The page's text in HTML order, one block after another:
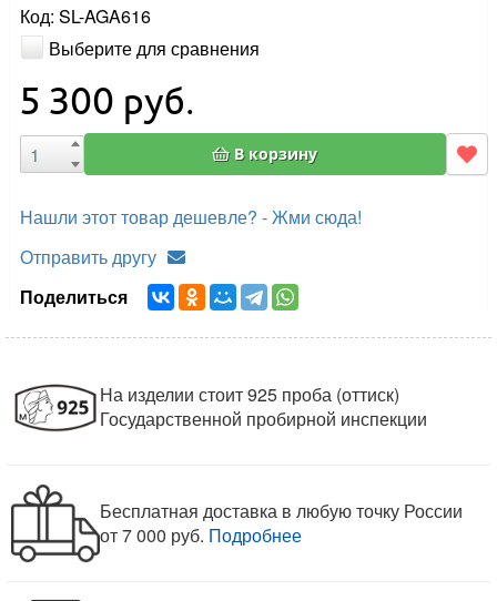
Код: SL-AGA616
Выберите для сравнения
5 300 руб.
В корзину
Нашли этот товар дешевле? - Жми сюда!
Отправить другу
Поделиться
На изделии стоит 925 проба (оттиск)
Государственной пробирной инспекции
Бесплатная доставка в любую точку России
от 7 000 руб. Подробнее